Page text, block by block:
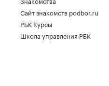
Сайт знакомств podbor.ru
РБК Курсы
Школа управления РБК